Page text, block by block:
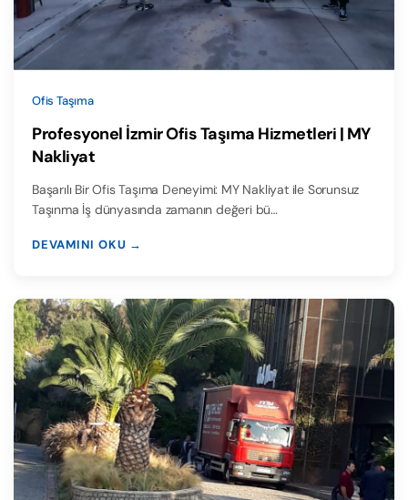
Ofis Taşıma
Profesyonel İzmir Ofis Taşıma Hizmetleri | MY
Nakliyat
Başarılı Bir Ofis Taşıma Deneyimi: MY Nakliyat ile Sorunsuz
Taşınma İş dünyasında zamanın değeri bü…
DEVAMINI OKU →